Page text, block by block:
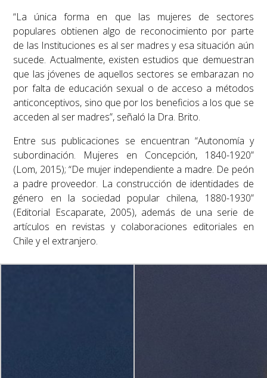
“La única forma en que las mujeres de sectores
populares obtienen algo de reconocimiento por parte
de las Instituciones es al ser madres y esa situación aún
sucede. Actualmente, existen estudios que demuestran
que las jóvenes de aquellos sectores se embarazan no
por falta de educación sexual o de acceso a métodos
anticonceptivos, sino que por los beneficios a los que se
acceden al ser madres”, señaló la Dra. Brito.
Entre sus publicaciones se encuentran “Autonomía y
subordinación. Mujeres en Concepción, 1840-1920”
(Lom, 2015); “De mujer independiente a madre. De peón
a padre proveedor. La construcción de identidades de
género en la sociedad popular chilena, 1880-1930”
(Editorial Escaparate, 2005), además de una serie de
artículos en revistas y colaboraciones editoriales en
Chile y el extranjero.